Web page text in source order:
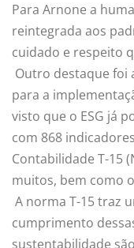
Para Arnone a
reintegrada aos
cuidado e respeito
Outro destaque foi
para a
visto que o ESG já
com 868
Contabilidade T-15
muitos, bem como
A norma T-15 traz
cumprimento
sustentabilidade